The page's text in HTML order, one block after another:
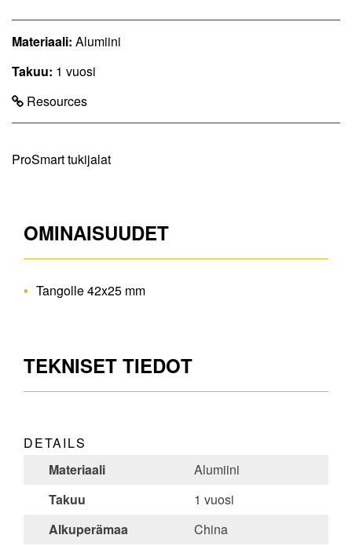
Materiaali: Alumiini
Takuu: 1 vuosi
Resources
ProSmart tukijalat
OMINAISUUDET
Tangolle 42x25 mm
TEKNISET TIEDOT
DETAILS
Materiaali
Alumiini
Takuu
1 vuosi
Alkuperämaa
China